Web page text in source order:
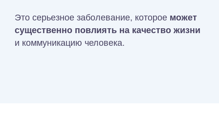
Это серьезное заболевание, которое может
существенно повлиять на качество жизни
и коммуникацию человека.